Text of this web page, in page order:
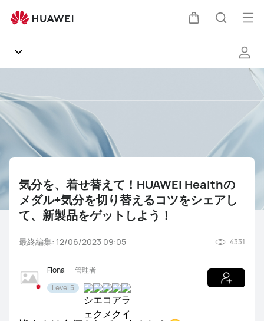
え
て！
HUAWEI
Health
ダ
ル
ー
索
オ
ー
プ
ン
ニ
ー
お知らせ
NEWS 知恵袋 関連動画 よくあるご質問（FAQ）
NEWS レビュー
ソフトウェア
雑談
サポート
気分を、着せ替えて！HUAWEI Healthの
メダル+気分を切り替えるコツをシェアし
て、新製品をゲットしよう！
最終編集: 12/06/2023 09:05 4331
Fiona
管理者
Level 5